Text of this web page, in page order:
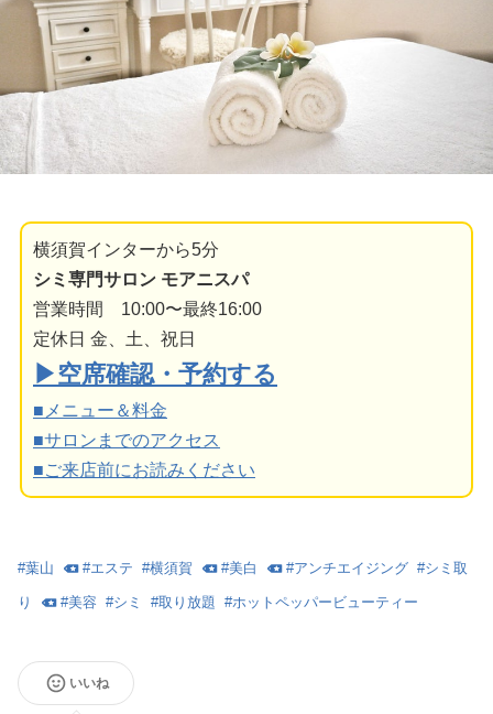
横須賀インターから5分
シミ専門サロン モアニスパ
営業時間 10:00〜最終16:00
定休日 金、土、祝日
▶空席確認・予約する
■メニュー＆料金
■サロンまでのアクセス
■ご来店前にお読みください
#葉山 #エステ #横須賀 #美白 #アンチエイジング #シミ取
り #美容 #シミ #取り放題 #ホットペッパービューティー
いいね